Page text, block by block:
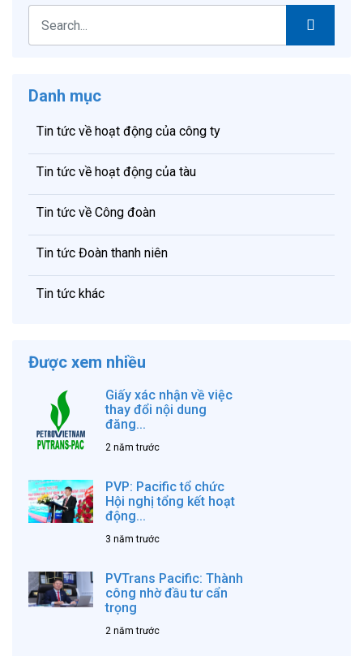
Danh mục
Tin tức về hoạt động của công ty
Tin tức về hoạt động của tàu
Tin tức về Công đoàn
Tin tức Đoàn thanh niên
Tin tức khác
Được xem nhiều
Giấy xác nhận về việc
thay đổi nội dung
đăng...
2 năm trước
PVP: Pacific tổ chức
Hội nghị tổng kết hoạt
động...
3 năm trước
PVTrans Pacific: Thành
công nhờ đầu tư cẩn
trọng
2 năm trước